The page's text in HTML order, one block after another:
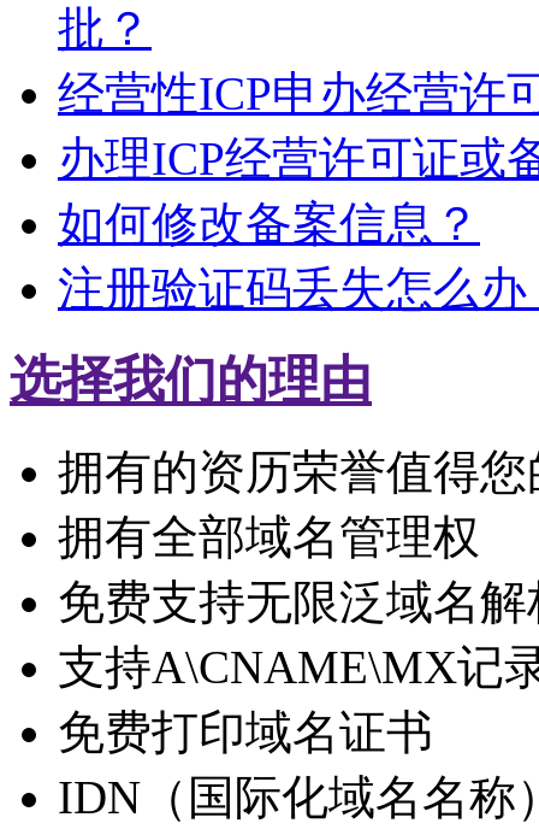
批？
经营性ICP申办经营许
办理ICP经营许可证或
如何修改备案信息？
注册验证码丢失怎么办
选择我们的理由
拥有的资历荣誉值得
拥有全部域名管理权
免费支持无限泛域名解
支持A\CNAME\MX记
免费打印域名证书
IDN（国际化域名名称